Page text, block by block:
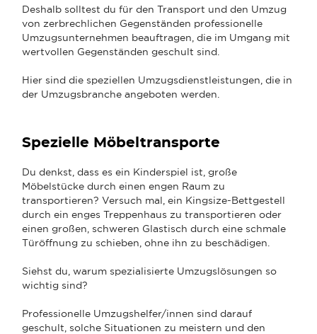
Deshalb solltest du für den Transport und den Umzug
von zerbrechlichen Gegenständen professionelle
Umzugsunternehmen beauftragen, die im Umgang mit
wertvollen Gegenständen geschult sind.
Hier sind die speziellen Umzugsdienstleistungen, die in
der Umzugsbranche angeboten werden.
Spezielle Möbeltransporte
Du denkst, dass es ein Kinderspiel ist, große
Möbelstücke durch einen engen Raum zu
transportieren? Versuch mal, ein Kingsize-Bettgestell
durch ein enges Treppenhaus zu transportieren oder
einen großen, schweren Glastisch durch eine schmale
Türöffnung zu schieben, ohne ihn zu beschädigen.
Siehst du, warum spezialisierte Umzugslösungen so
wichtig sind?
Professionelle Umzugshelfer/innen sind darauf
geschult, solche Situationen zu meistern und den